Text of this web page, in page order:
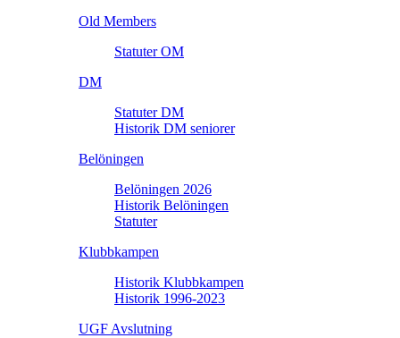
Old Members
Statuter OM
DM
Statuter DM
Historik DM seniorer
Belöningen
Belöningen 2026
Historik Belöningen
Statuter
Klubbkampen
Historik Klubbkampen
Historik 1996-2023
UGF Avslutning